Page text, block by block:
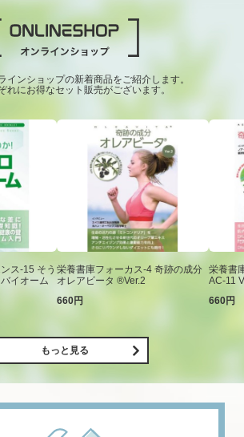
インショップの新着商品をご紹介します。
れにお得なセット販売がございます。
ス-15 そう
イオーム
栄養書庫フォーカス-4 奇跡の成分
オレアビータ ®Ver.2
660円
栄養書
AC-11
660円
もっと見る